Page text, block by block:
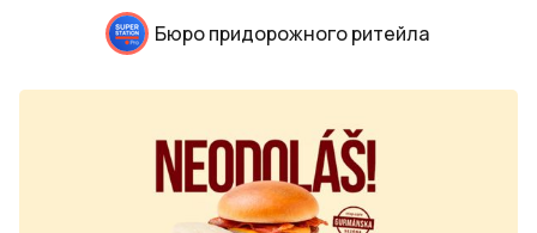
Дизайн и проектирование
Бюро придорожного ритейла